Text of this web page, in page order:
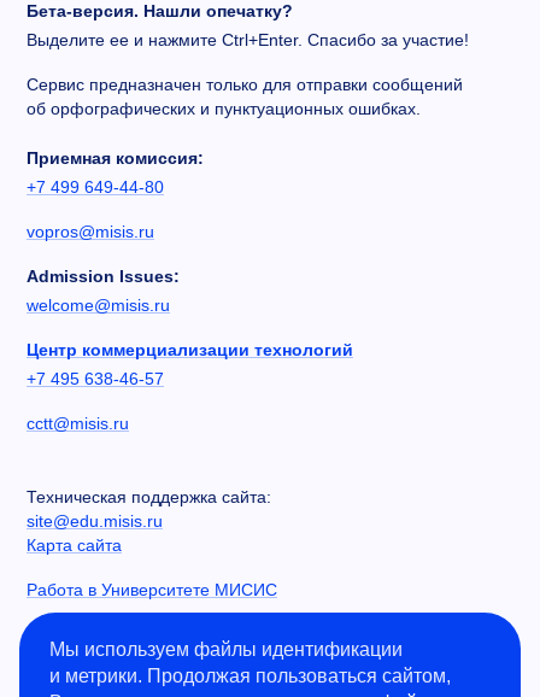
Бета-версия. Нашли опечатку?
Выделите ее и нажмите Ctrl+Enter. Спасибо за участие!
Сервис предназначен только для отправки сообщений
об орфографических и пунктуационных ошибках.
Приемная комиссия:
+7 499 649-44-80
vopros@misis.ru
Admission Issues:
welcome@misis.ru
Центр коммерциализации технологий
+7 495 638-46-57
cctt@misis.ru
Техническая поддержка сайта:
site@edu.misis.ru
Карта сайта
Работа в Университете МИСИС
Сведения об образовательной организации
Информация о закупках
Мы используем файлы идентификации
и метрики. Продолжая пользоваться сайтом,